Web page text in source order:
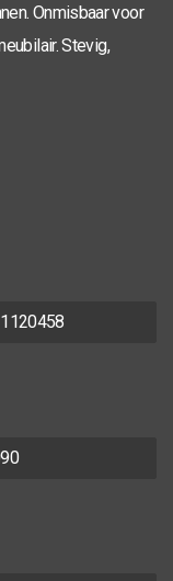
Onmisbaar voor
Stevig,